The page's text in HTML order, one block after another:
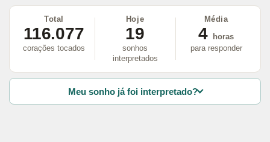
Total
116.077
corações tocados
Hoje
19
sonhos
interpretados
Média
4 horas
para responder
Meu sonho já foi interpretado?